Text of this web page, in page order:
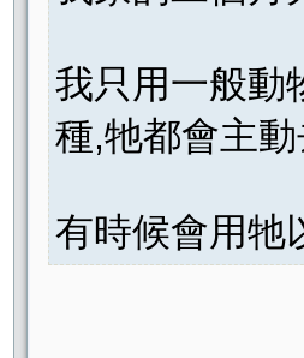
我只用一般動
種,牠都會主
有時候會用牠